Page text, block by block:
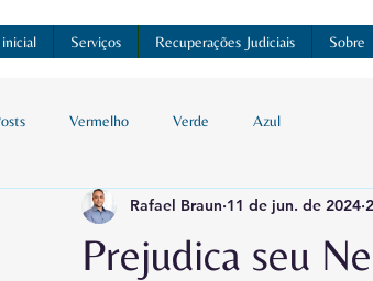
Serviços Recuperações Judiciais Sobre
Vermelho Verde Azul
Prejudica seu
Rafael Braun 11 de jun. de 2024